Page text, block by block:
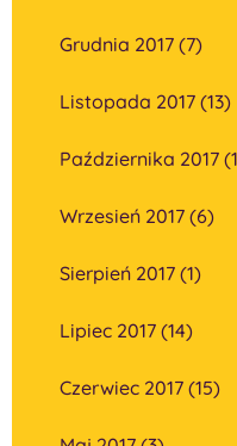
Grudnia 2017 (7)
Listopada 2017 (13)
Października 2017
Wrzesień 2017 (6)
Sierpień 2017 (1)
Lipiec 2017 (14)
Czerwiec 2017 (15)